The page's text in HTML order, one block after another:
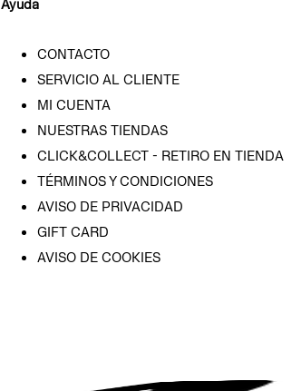
Ayuda
CONTACTO
SERVICIO AL CLIENTE
MI CUENTA
NUESTRAS TIENDAS
CLICK&COLLECT - RETIRO EN TIENDA
TÉRMINOS Y CONDICIONES
AVISO DE PRIVACIDAD
GIFT CARD
AVISO DE COOKIES